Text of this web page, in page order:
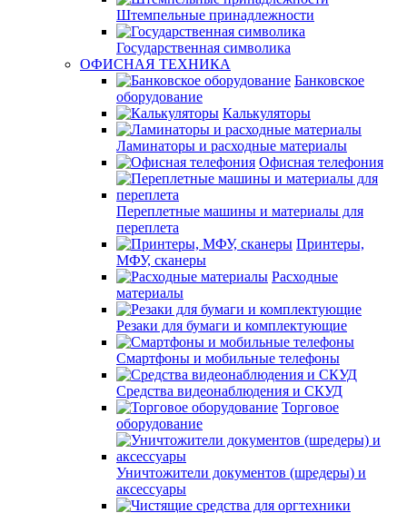
Штемпельные принадлежности
Государственная символика
ОФИСНАЯ ТЕХНИКА
Банковское
оборудование
Калькуляторы
Ламинаторы и расходные материалы
Офисная телефония
Переплетные машины и материалы для
переплета
Принтеры,
МФУ, сканеры
Расходные
материалы
Резаки для бумаги и комплектующие
Смартфоны и мобильные телефоны
Средства видеонаблюдения и СКУД
Торговое
оборудование
Уничтожители документов (шредеры) и
аксессуары